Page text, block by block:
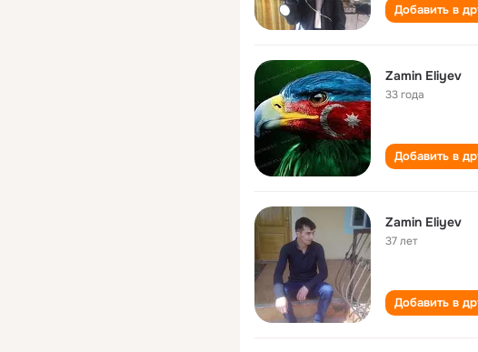
Добавить в
Zamin Eliyev
33 года
Добавить в
Zamin Eliyev
37 лет
Добавить в